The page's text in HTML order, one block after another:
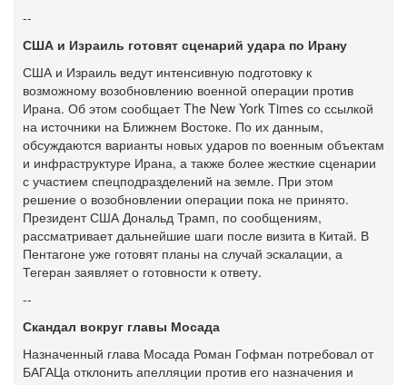
--
США и Израиль готовят сценарий удара по Ирану
США и Израиль ведут интенсивную подготовку к
возможному возобновлению военной операции против
Ирана. Об этом сообщает The New York Times со ссылкой
на источники на Ближнем Востоке. По их данным,
обсуждаются варианты новых ударов по военным объектам
и инфраструктуре Ирана, а также более жесткие сценарии
с участием спецподразделений на земле. При этом
решение о возобновлении операции пока не принято.
Президент США Дональд Трамп, по сообщениям,
рассматривает дальнейшие шаги после визита в Китай. В
Пентагоне уже готовят планы на случай эскалации, а
Тегеран заявляет о готовности к ответу.
--
Скандал вокруг главы Мосада
Назначенный глава Мосада Роман Гофман потребовал от
БАГАЦа отклонить апелляции против его назначения и